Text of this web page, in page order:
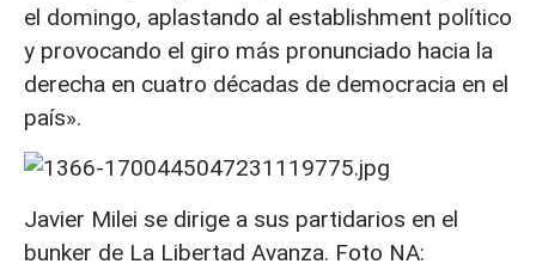
el domingo, aplastando al establishment político
y provocando el giro más pronunciado hacia la
derecha en cuatro décadas de democracia en el
país».
Javier Milei se dirige a sus partidarios en el
bunker de La Libertad Avanza. Foto NA: